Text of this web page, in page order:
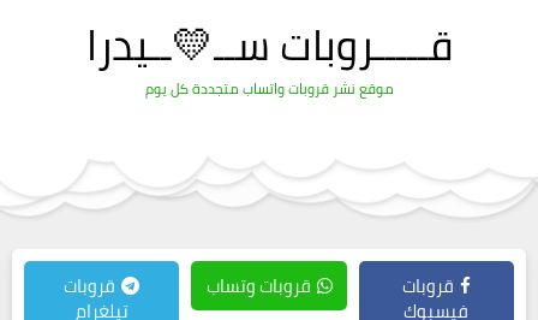
قـــــروبات ســ💛ــيدرا
موقع نشر قروبات واتساب متجددة كل يوم
قروبات
فيسبوك
قروبات وتساب قروبات
تيلغرام